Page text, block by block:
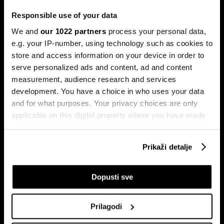
Responsible use of your data
We and our 1022 partners process your personal data,
e.g. your IP-number, using technology such as cookies to
store and access information on your device in order to
serve personalized ads and content, ad and content
measurement, audience research and services
development. You have a choice in who uses your data
and for what purposes. Your privacy choices are only
applicable on this digital property where you have made
your choices. You can change or withdraw your consent
If you allow, we would also like to:
Collect information about your geographical
Prikaži detalje
Dopusti sve
Prilagodi
okriljem koncerna Gaesa.
Trumpove univerzalne carine od
10 posto pale na sudu u SAD-u
Može li Donald Trump okončati
rat prije kraja mandata